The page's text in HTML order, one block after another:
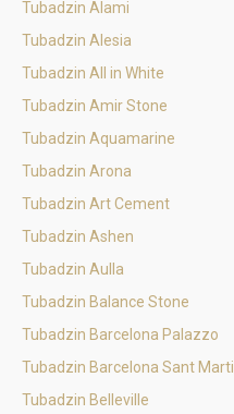
Tubadzin Alami
Tubadzin Alesia
Tubadzin All in White
Tubadzin Amir Stone
Tubadzin Aquamarine
Tubadzin Arona
Tubadzin Art Cement
Tubadzin Ashen
Tubadzin Aulla
Tubadzin Balance Stone
Tubadzin Barcelona Palazzo
Tubadzin Barcelona Sant Marti
Tubadzin Belleville